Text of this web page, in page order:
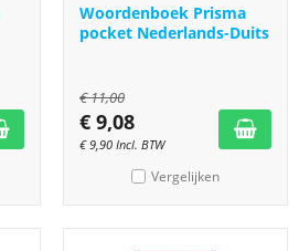
Woordenboek Prisma
pocket Nederlands-Duits
€11,00
€ 9,08
€9,90 Incl. BTW
Vergelijken